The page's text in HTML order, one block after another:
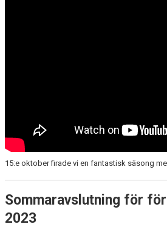
15:e oktober firade vi en fantastisk säsong
Sommaravslutning för
2023